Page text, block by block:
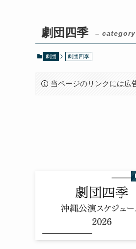
劇団四季 –
劇団 劇団四季
当ページのリンクには広